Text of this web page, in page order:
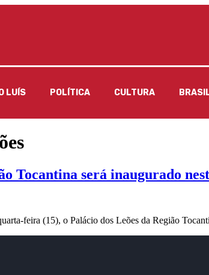
LUÍS POLÍTICA CULTURA
Tocantina será inaugurado
feira (15), o Palácio dos Leões da Região